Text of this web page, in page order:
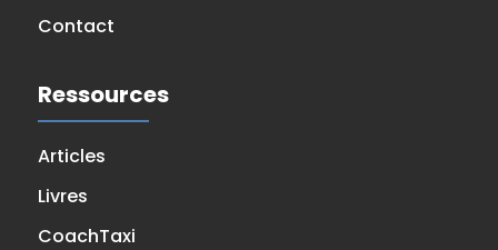
Contact
Ressources
Articles
Livres
CoachTaxi